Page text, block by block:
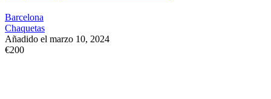
Barcelona
Chaquetas
Añadido el marzo 10, 2024
€200